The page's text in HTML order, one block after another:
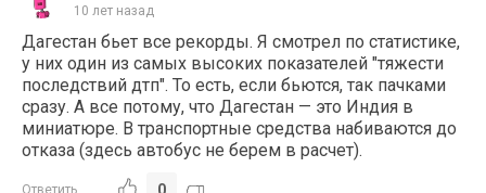
10 лет назад
Дагестан бьет все рекорды. Я смотрел по статистике,
у них один из самых высоких показателей "тяжести
последствий дтп". То есть, если бьются, так пачками
сразу. А все потому, что Дагестан — это Индия в
миниатюре. В транспортные средства набиваются до
отказа (здесь автобус не берем в расчет).